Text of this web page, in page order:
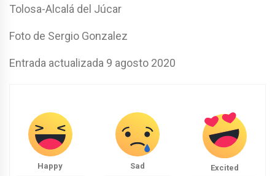
Tolosa-Alcalá del Júcar
Foto de Sergio Gonzalez
Entrada actualizada 9 agosto 2020
Happy Sad Excited